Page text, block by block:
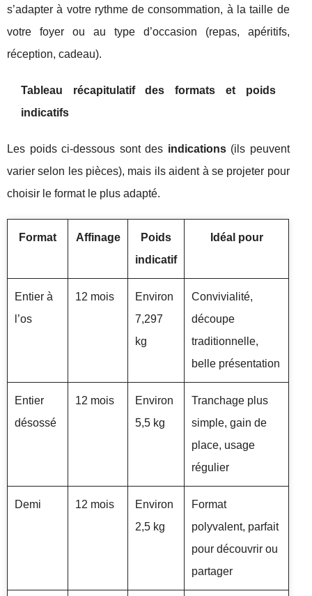
s’adapter à votre rythme de consommation, à la taille de
votre foyer ou au type d’occasion (repas, apéritifs,
réception, cadeau).
Tableau récapitulatif des formats et poids
indicatifs
Les poids ci-dessous sont des indications(ils peuvent
varier selon les pièces), mais ils aident à se projeter pour
choisir le format le plus adapté.
Format Affinage
Poids
indicatif
Idéal pour
Entier à
l’os
12 mois
Environ
7,297
kg
Convivialité,
découpe
traditionnelle,
belle présentation
Entier
désossé
12 mois
Environ
5,5 kg
Tranchage plus
simple, gain de
place, usage
régulier
Demi 12 mois
Environ
2,5 kg
Format
polyvalent, parfait
pour découvrir ou
partager